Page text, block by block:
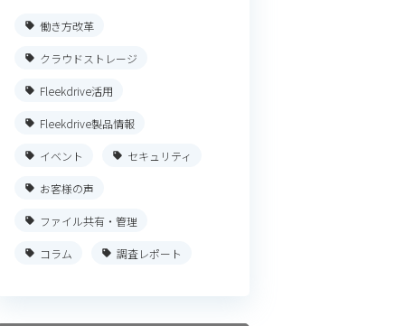
働き方改革
クラウドストレージ
Fleekdrive活用
Fleekdrive製品情報
イベント セキュリティ
お客様の声
ファイル共有・管理
コラム 調査レポート